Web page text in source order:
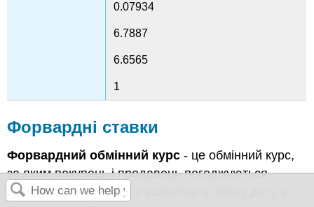
0.07934
6.7887
6.6565
1
Форвардні ставки
Форвардний обмінний курс - це обмінний курс,
за яким покупець і продавець погоджуються
здійснювати операції з валютою в певну дату в